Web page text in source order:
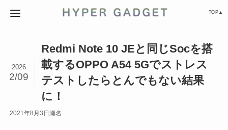
TOP▲
Redmi Note 10 JEと同じSocを搭
載するOPPO A54 5Gでストレス
テストしたらとんでもない結果
に！
2026
2/09
2021年8月3日 瀬名